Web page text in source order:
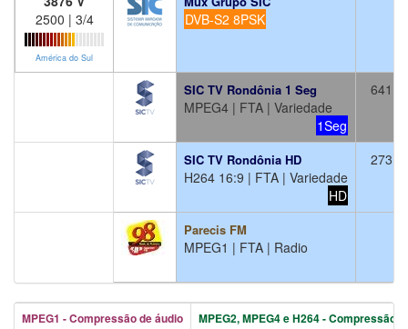
2500 | 3/4
América do Sul
DVB-S2 8PSK
SIC TV Rondônia 1 Seg
MPEG4 | FTA | Variedade
1Seg
641
SIC TV Rondônia HD
H264 16:9 | FTA | Variedade
HD
273
Parecis FM
MPEG1 | FTA | Radio
MPEG1 - Compressão de áudio MPEG2, MPEG4 e H264 - Compressão